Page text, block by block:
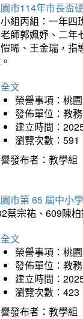
市114年市長盃
組丙組：一年四
師郭姵妤、二年
晞、王金瑞，指
文
榮譽事項：桃
發佈單位：教
建立時間：
瀏覽次數：591
發布者：教學組
市第 65 屆中小
蔡宗祐、609陳
文
榮譽事項：桃
發佈單位：教
建立時間：
瀏覽次數：423
發布者：教學組